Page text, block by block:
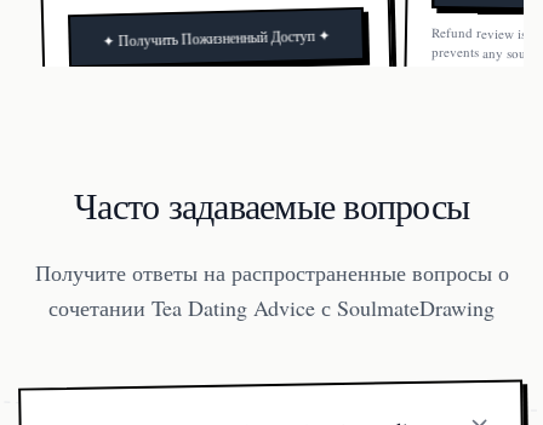
✦ Получить Пожизненный Доступ ✦ Refund review is
prevents any
Once a soulmate
Часто задаваемые вопросы
Получите ответы на распространенные вопросы о
сочетании Tea Dating Advice с SoulmateDrawing